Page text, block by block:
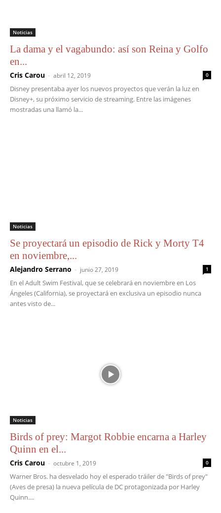
Noticias
La dama y el vagabundo: así son Reina y Golfo
en...
Cris Carou - abril 12, 2019 0
Disney presentaba ayer los nuevos proyectos que verán la luz en
Disney+, su próximo servicio de streaming. Entre las imágenes
mostradas una llamó la...
Noticias
Se proyectará un episodio de Rick y Morty T4
en noviembre,...
Alejandro Serrano - junio 27, 2019 1
En el Adult Swim Festival, que se celebrará en noviembre en Los
Ángeles (California), se proyectará en exclusiva un episodio nunca
antes visto de...
Noticias
Birds of prey: Margot Robbie encarna a Harley
Quinn en el...
Cris Carou - octubre 1, 2019 0
Warner Bros. ha desvelado hoy el esperado tráiler de "Birds of prey"
(Aves de presa) la nueva película de DC protagonizada por Harley
Quinn....